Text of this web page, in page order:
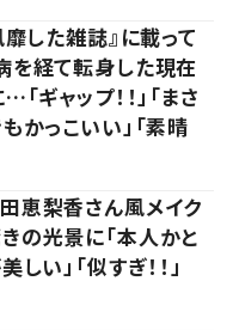
した雑誌』に載って
を経て転身した現在
ギャップ！！」「まさ
かっこいい」「素晴
恵梨香さん風メイク
光景に「本人かと
い」「似すぎ！！」